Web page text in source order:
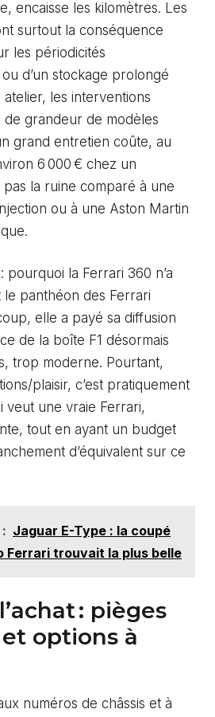
encaisse les kilomètres. Les
surtout la conséquence
les périodicités
d’un stockage prolongé
les interventions
de grandeur de modèles
grand entretien coûte, au
6 000 € chez un
pas la ruine comparé à une
ou à une Aston Martin
pourquoi la Ferrari 360 n’a
panthéon des Ferrari
elle a payé sa diffusion
de la boîte F1 désormais
trop moderne. Pourtant,
plaisir, c’est pratiquement
veut une vraie Ferrari,
tout en ayant un budget
d’équivalent sur ce
Jaguar E-Type : la coupé
Ferrari trouvait la plus belle
: pièges
options à
numéros de châssis et à